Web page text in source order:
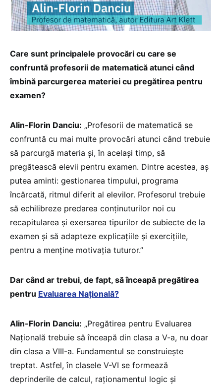
Care sunt principalele provocări cu care se
confruntă profesorii de matematică atunci când
îmbină parcurgerea materiei cu pregătirea pentru
examen?
Alin-Florin Danciu: „Profesorii de matematică se
confruntă cu mai multe provocări atunci când trebuie
să parcurgă materia și, în același timp, să
pregătească elevii pentru examen. Dintre acestea, aș
putea aminti: gestionarea timpului, programa
încărcată, ritmul diferit al elevilor. Profesorul trebuie
să echilibreze predarea conținuturilor noi cu
recapitularea și exersarea tipurilor de subiecte de la
examen și să adapteze explicațiile și exercițiile,
pentru a menține motivația tuturor.”
Dar când ar trebui, de fapt, să înceapă pregătirea
pentru Evaluarea Națională?
Alin-Florin Danciu: „Pregătirea pentru Evaluarea
Națională trebuie să înceapă din clasa a V-a, nu doar
din clasa a VIII-a. Fundamentul se construiește
treptat. Astfel, în clasele V-VI se formează
deprinderile de calcul, raționamentul logic și